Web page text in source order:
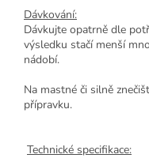
Dávkování:
Dávkujte opatrně dle
výsledku stačí menší
nádobí.
Na mastné či silně
přípravku.
Technické specifikace: